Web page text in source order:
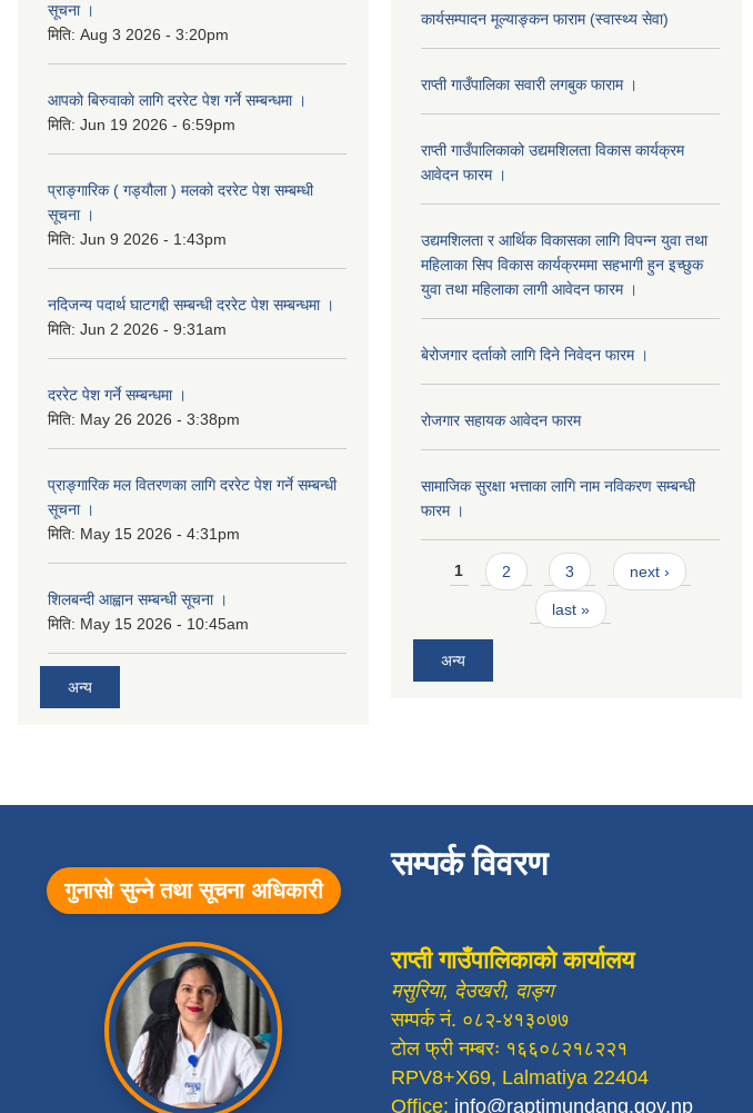
सूचना ।
मिति: Aug 3 2026 - 3:20pm
आपकाे बिरुवाकाे लागि दररेट पेश गर्ने सम्बन्धमा ।
मिति: Jun 19 2026 - 6:59pm
प्राङ्गारिक ( गड्यौला ) मलको दररेट पेश सम्बम्धी
सूचना ।
मिति: Jun 9 2026 - 1:43pm
नदिजन्य पदार्थ घाटगद्दी सम्बन्धी दररेट पेश सम्बन्धमा ।
मिति: Jun 2 2026 - 9:31am
दररेट पेश गर्ने सम्बन्धमा ।
मिति: May 26 2026 - 3:38pm
प्राङ्गारिक मल वितरणका लागि दररेट पेश गर्ने सम्बन्धी
सूचना ।
मिति: May 15 2026 - 4:31pm
शिलबन्दी आह्वान सम्बन्धी सूचना ।
मिति: May 15 2026 - 10:45am
अन्य
कार्यसम्पादन मूल्याङ्कन फाराम (स्वास्थ्य सेवा)
राप्ती गाउँपालिका सवारी लगबुक फाराम ।
राप्ती गाउँपालिकाको उद्यमशिलता विकास कार्यक्रम
आवेदन फारम ।
उद्यमशिलता र आर्थिक विकासका लागि विपन्न युवा तथा
महिलाका सिप विकास कार्यक्रममा सहभागी हुन इच्छुक
युवा तथा महिलाका लागी आवेदन फारम ।
बेरोजगार दर्ताको लागि दिने निवेदन फारम ।
रोजगार सहायक आवेदन फारम
सामाजिक सुरक्षा भत्ताका लागि नाम नविकरण सम्बन्धी
फारम ।
Pages
1 2 3 next ›
last »
अन्य
गुनासो सुन्ने तथा सूचना अधिकारी
सम्पर्क विवरण
राप्ती गाउँपालिकाको कार्यालय
मसुरिया, देउखरी, दाङ्ग
सम्पर्क नं. ०८२-४१३०७७
टोल फ्री नम्बरः १६६०८२१८२२१
RPV8+X69, Lalmatiya 22404
Office: info@raptimundang.gov.np